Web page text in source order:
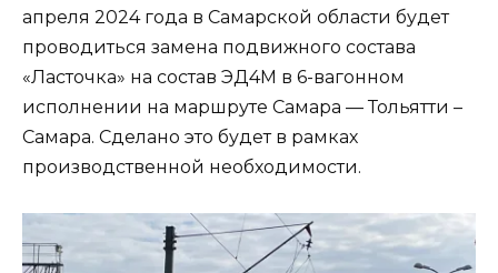
апреля 2024 года в Самарской области будет
проводиться замена подвижного состава
«Ласточка» на состав ЭД4М в 6-вагонном
исполнении на маршруте Самара — Тольятти –
Самара. Сделано это будет в рамках
производственной необходимости.